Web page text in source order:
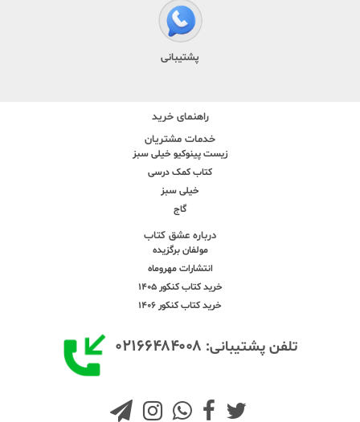
پشتیبانی
راهنمای خرید
خدمات مشتریان
زیست پینوکیو خیلی سبز
کتاب کمک درسی
خیلی سبز
گاج
درباره عشق کتاب
مولفان برگزیده
انتشارات مهروماه
خرید کتاب کنکور 1405
خرید کتاب کنکور 1406
تلفن پشتیبانی: ۰۲۱۶۶۴۸۴۰۰۸